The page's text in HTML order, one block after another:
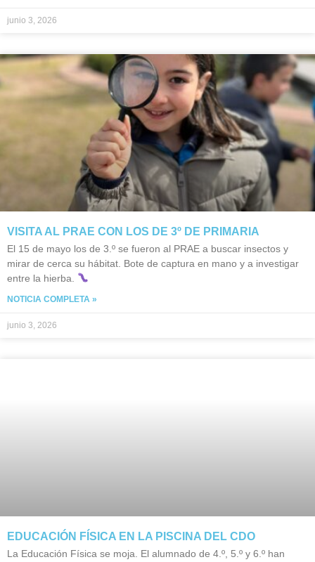
junio 3, 2026
VISITA AL PRAE CON LOS DE 3º DE PRIMARIA
El 15 de mayo los de 3.º se fueron al PRAE a buscar insectos y
mirar de cerca su hábitat. Bote de captura en mano y a investigar
entre la hierba.
NOTICIA COMPLETA »
junio 3, 2026
EDUCACIÓN FÍSICA EN LA PISCINA DEL CDO
La Educación Física se moja. El alumnado de 4.º, 5.º y 6.º han